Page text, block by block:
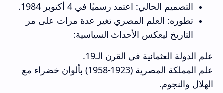
التصميم الحالي: اعتمد رسميًا في 4 أكتوبر 1984.
تطوره: العلم المصري تغير عدة مرات على مر
التاريخ ليعكس الأحداث السياسية:
علم الدولة العثمانية في القرن الـ19.
علم المملكة المصرية (1923-1958) بألوان خضراء مع
الهلال والنجوم.